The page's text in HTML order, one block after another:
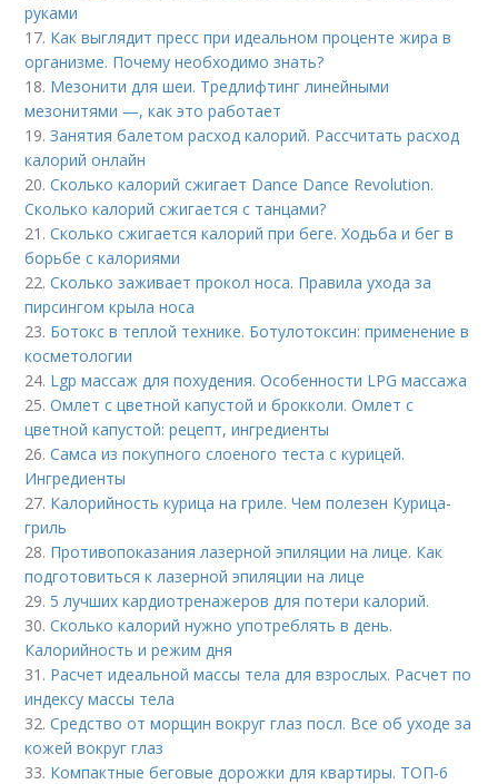
руками
17. Как выглядит пресс при идеальном проценте жира в
организме. Почему необходимо знать?
18. Мезонити для шеи. Тредлифтинг линейными
мезонитями —, как это работает
19.Занятия балетом расход калорий. Рассчитать расход
калорий онлайн
20.Сколько калорий сжигает Dance Dance Revolution.
Сколько калорий сжигается с танцами?
21.Сколько сжигается калорий при беге. Ходьба и бег в
борьбе с калориями
22.Сколько заживает прокол носа. Правила ухода за
пирсингом крыла носа
23. Ботокс в теплой технике. Ботулотоксин: применение в
косметологии
24. Lgp массаж для похудения. Особенности LPG массажа
25.Омлет с цветной капустой и брокколи. Омлет с
цветной капустой: рецепт, ингредиенты
26.Самса из покупного слоеного теста с курицей.
Ингредиенты
27. Калорийность курица на гриле. Чем полезен Курица-
гриль
28. Противопоказания лазерной эпиляции на лице. Как
подготовиться к лазерной эпиляции на лице
29. 5 лучших кардиотренажеров для потери калорий.
30.Сколько калорий нужно употреблять в день.
Калорийность и режим дня
31. Расчет идеальной массы тела для взрослых. Расчет по
индексу массы тела
32.Средство от морщин вокруг глаз посл. Все об уходе за
кожей вокруг глаз
33. Компактные беговые дорожки для квартиры. ТОП-6